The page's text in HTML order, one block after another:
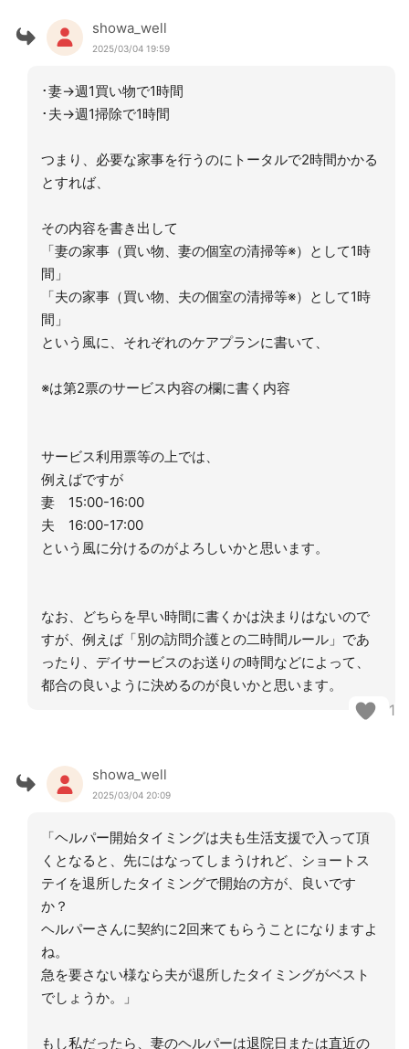
showa_well
2025/03/04 19:59
･妻→週1買い物で1時間
･夫→週1掃除で1時間
つまり、必要な家事を行うのにトータルで2時間かかる
とすれば、
その内容を書き出して
「妻の家事（買い物、妻の個室の清掃等※）として1時
間」
「夫の家事（買い物、夫の個室の清掃等※）として1時
間」
という風に、それぞれのケアプランに書いて、
※は第2票のサービス内容の欄に書く内容
サービス利用票等の上では、
例えばですが
妻 15:00-16:00
夫 16:00-17:00
という風に分けるのがよろしいかと思います。
なお、どちらを早い時間に書くかは決まりはないので
すが、例えば「別の訪問介護との二時間ルール」であ
ったり、デイサービスのお送りの時間などによって、
都合の良いように決めるのが良いかと思います。
1
showa_well
2025/03/04 20:09
「ヘルパー開始タイミングは夫も生活支援で入って頂
くとなると、先にはなってしまうけれど、ショートス
テイを退所したタイミングで開始の方が、良いです
か？
ヘルパーさんに契約に2回来てもらうことになりますよ
ね。
急を要さない様なら夫が退所したタイミングがベスト
でしょうか。」
もし私だったら、妻のヘルパーは退院日または直近の